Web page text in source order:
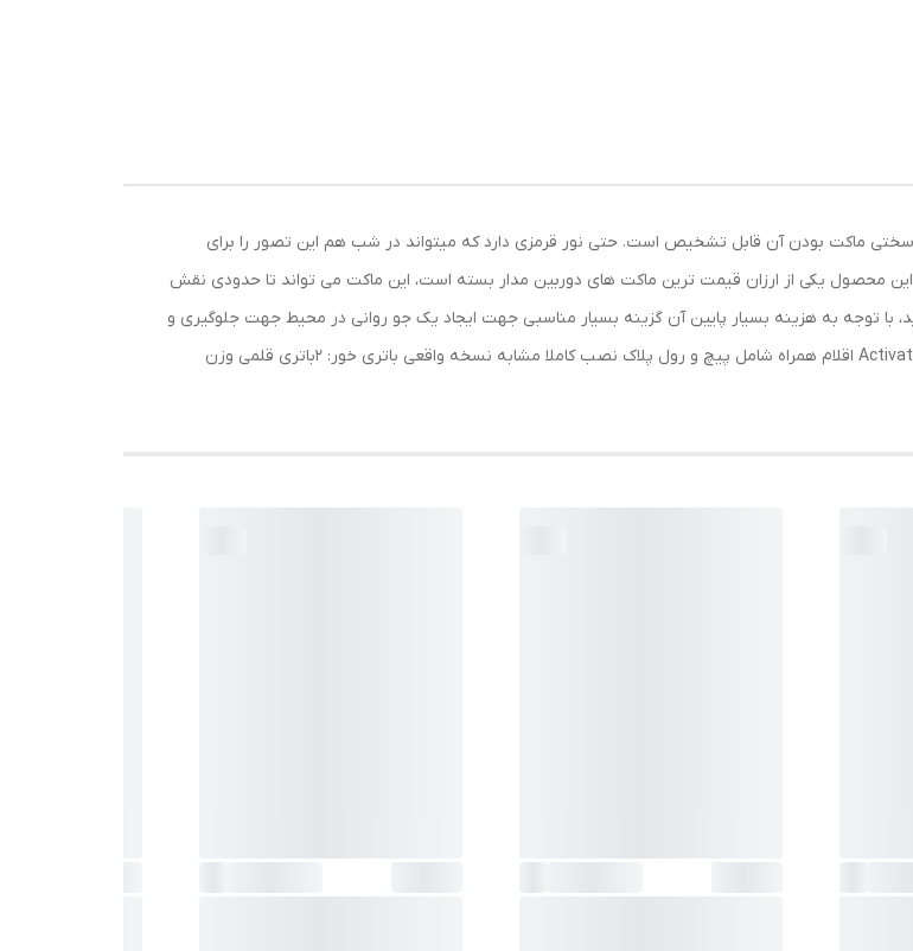
سختی ماکت بودن آن قابل تشخیص است. حتی نور قرمزی دارد که میتواند در شب هم این تصور را برای
محصول یکی از ارزان قیمت ترین ماکت های دوربین مدار بسته است، این ماکت می تواند تا حدودی نقش
با توجه به هزینه بسیار پایین آن گزینه بسیار مناسبی جهت ایجاد یک جو روانی در محیط جهت جلوگیری و
پیشگیری از سرقت و اتفاقات ناگوار است. ماکت دوربین مدار بسته Activation Light اقلام همراه شامل پیچ و رول پلاک نصب کاملا مشابه نسخه واقعی باتری خور: 2باتری قلمی وزن